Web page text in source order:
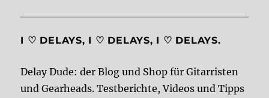
I ♡ DELAYS, I ♡ DELAYS, I ♡ DELAYS.
Delay Dude: der Blog und Shop für Gitarristen
und Gearheads. Testberichte, Videos und Tipps